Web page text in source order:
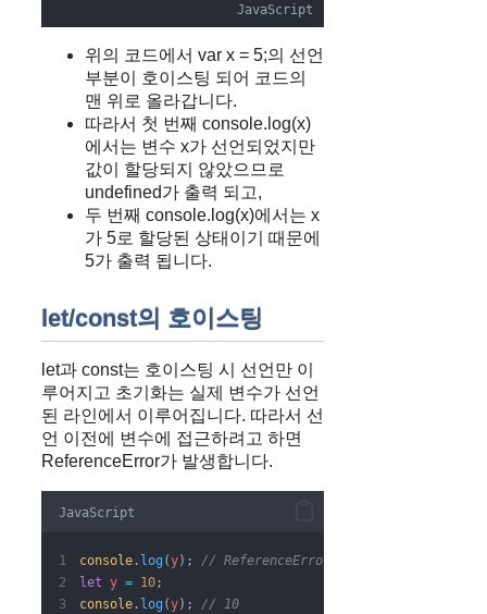
JavaScript
위의 코드에서 var x = 5;의 선언
부분이 호이스팅 되어 코드의
맨 위로 올라갑니다.
따라서 첫 번째 console.log(x)
에서는 변수 x가 선언되었지만
값이 할당되지 않았으므로
undefined가 출력 되고,
두 번째 console.log(x)에서는 x
가 5로 할당된 상태이기 때문에
5가 출력 됩니다.
let/const의 호이스팅
let과 const는 호이스팅 시 선언만 이
루어지고 초기화는 실제 변수가 선언
된 라인에서 이루어집니다. 따라서 선
언 이전에 변수에 접근하려고 하면
ReferenceError가 발생합니다.
JavaScript
console . log (y); // ReferenceError
let y = 10;
console . log (y); // 10